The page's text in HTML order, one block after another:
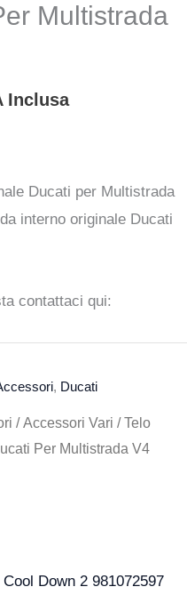
Multistrada
Inclusa
Ducati per Multistrada
interno originale Ducati
contattaci qui:
, Ducati
/ Accessori Vari / Telo
Per Multistrada V4
Il